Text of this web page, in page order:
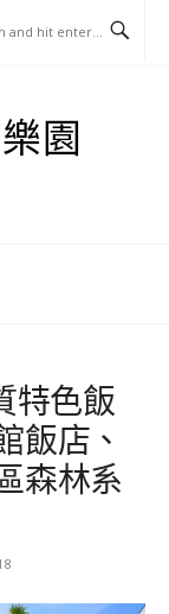
園
特色飯
飯店、
森林系